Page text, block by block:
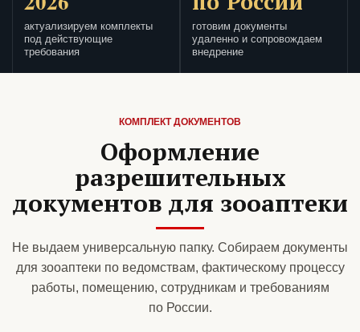
актуализируем комплекты
под действующие
требования
готовим документы
удаленно и сопровождаем
внедрение
КОМПЛЕКТ ДОКУМЕНТОВ
Оформление
разрешительных
документов для зооаптеки
Не выдаем универсальную папку. Собираем документы
для зооаптеки по ведомствам, фактическому процессу
работы, помещению, сотрудникам и требованиям
по России.